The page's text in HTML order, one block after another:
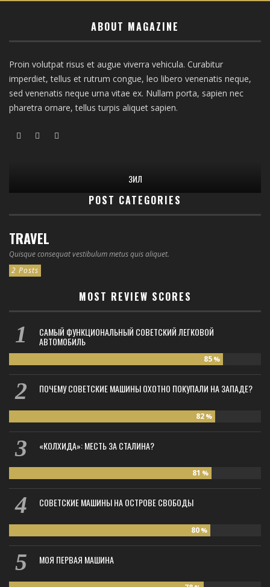
ABOUT MAGAZINE
Proin volutpat risus et augue viverra vehicula. Curabitur
imperdiet, tellus et rutrum congue, leo libero venenatis neque,
sed venenatis neque urna vitae ex. Nullam porta, sapien nec
pharetra ornare, tellus turpis aliquet sapien.
ЗИЛ
POST CATEGORIES
TRAVEL
Quisque consequat vestibulum metus quis aliquet.
2 Posts
MOST REVIEW SCORES
САМЫЙ ФУНКЦИОНАЛЬНЫЙ СОВЕТСКИЙ ЛЕГКОВОЙ
АВТОМОБИЛЬ
85 %
ПОЧЕМУ СОВЕТСКИЕ МАШИНЫ ОХОТНО ПОКУПАЛИ НА ЗАПАДЕ?
82 %
«КОЛХИДА»: МЕСТЬ ЗА СТАЛИНА?
81 %
СОВЕТСКИЕ МАШИНЫ НА ОСТРОВЕ СВОБОДЫ
80 %
МОЯ ПЕРВАЯ МАШИНА